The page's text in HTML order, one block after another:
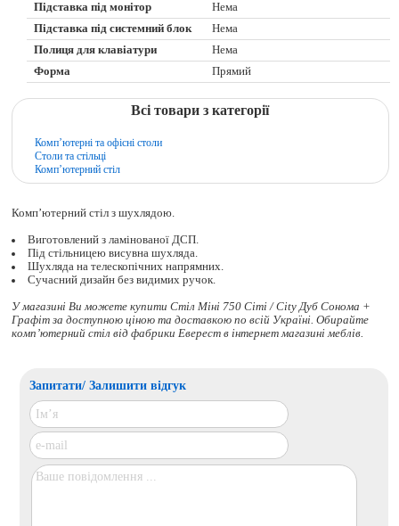
Підставка під монітор
Нема
Підставка під системний блок
Нема
Полиця для клавіатури
Нема
Форма
Прямий
Всі товари з категорії
Комп’ютерні та офісні столи
Столи та стільці
Комп’ютерний стіл
Комп’ютерний стіл з шухлядою.
Виготовлений з ламінованої ДСП.
Під стільницею висувна шухляда.
Шухляда на телескопічних напрямних.
Сучасний дизайн без видимих ручок.
У магазині Ви можете купити Стіл Міні 750 Сіті / City Дуб Сонома +
Графіт за доступною ціною та доставкою по всій Україні. Обирайте
комп’ютерний стілвід фабрики Еверест в інтернет магазині меблів.
Запитати/ Залишити відгук